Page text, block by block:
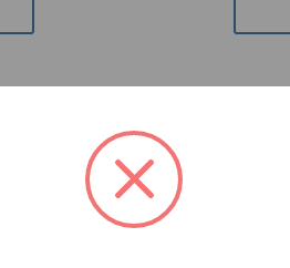
Kills total
Wird geladen...